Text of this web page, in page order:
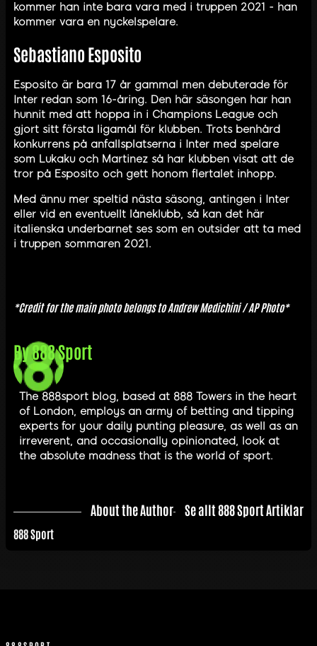
kommer han inte bara vara med i truppen 2021 - han
kommer vara en nyckelspelare.
Sebastiano Esposito
Esposito är bara 17 år gammal men debuterade för
Inter redan som 16-åring. Den här säsongen har han
hunnit med att hoppa in i Champions League och
gjort sitt första ligamål för klubben. Trots benhård
konkurrens på anfallsplatserna i Inter med spelare
som Lukaku och Martinez så har klubben visat att de
tror på Esposito och gett honom flertalet inhopp.
Med ännu mer speltid nästa säsong, antingen i Inter
eller vid en eventuellt låneklubb, så kan det här
italienska underbarnet ses som en outsider att ta med
i truppen sommaren 2021.
*Credit for the main photo belongs toAndrew Medichini/ AP Photo*
By888 Sport
The 888sport blog, based at 888 Towers in the heart
of London, employs an army of betting and tipping
experts for your daily punting pleasure, as well as an
irreverent, and occasionally opinionated, look at
the absolute madness that is the world of sport.
About the Author Se allt 888 Sport Artiklar
888 Sport